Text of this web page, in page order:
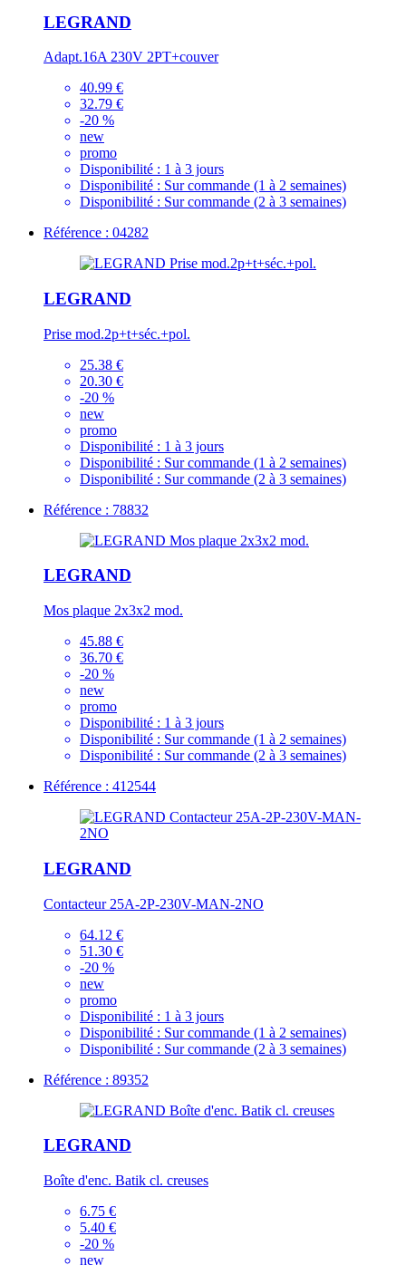
LEGRAND
Adapt.16A 230V 2PT+couver
40.99 €
32.79 €
-20 %
new
promo
Disponibilité : 1 à 3 jours
Disponibilité : Sur commande (1 à 2 semaines)
Disponibilité : Sur commande (2 à 3 semaines)
Référence : 04282
LEGRAND
Prise mod.2p+t+séc.+pol.
25.38 €
20.30 €
-20 %
new
promo
Disponibilité : 1 à 3 jours
Disponibilité : Sur commande (1 à 2 semaines)
Disponibilité : Sur commande (2 à 3 semaines)
Référence : 78832
LEGRAND
Mos plaque 2x3x2 mod.
45.88 €
36.70 €
-20 %
new
promo
Disponibilité : 1 à 3 jours
Disponibilité : Sur commande (1 à 2 semaines)
Disponibilité : Sur commande (2 à 3 semaines)
Référence : 412544
LEGRAND
Contacteur 25A-2P-230V-MAN-2NO
64.12 €
51.30 €
-20 %
new
promo
Disponibilité : 1 à 3 jours
Disponibilité : Sur commande (1 à 2 semaines)
Disponibilité : Sur commande (2 à 3 semaines)
Référence : 89352
LEGRAND
Boîte d'enc. Batik cl. creuses
6.75 €
5.40 €
-20 %
new